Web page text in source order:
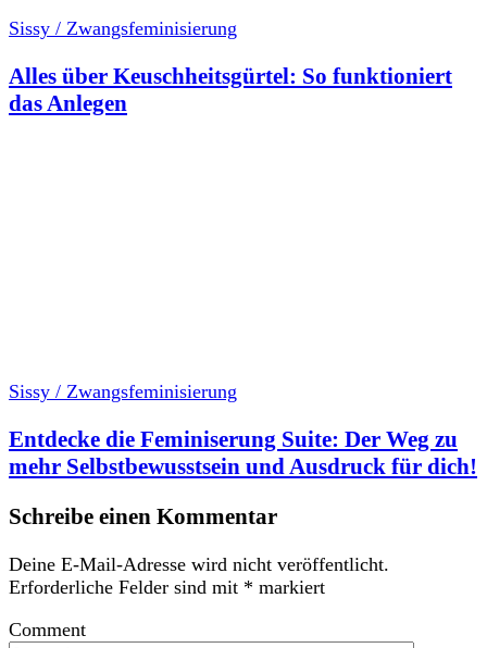
Sissy / Zwangsfeminisierung
Alles über Keuschheitsgürtel: So funktioniert
das Anlegen
Sissy / Zwangsfeminisierung
Entdecke die Feminiserung Suite: Der Weg zu
mehr Selbstbewusstsein und Ausdruck für dich!
Schreibe einen Kommentar
Deine E-Mail-Adresse wird nicht veröffentlicht.
Erforderliche Felder sind mit * markiert
Comment